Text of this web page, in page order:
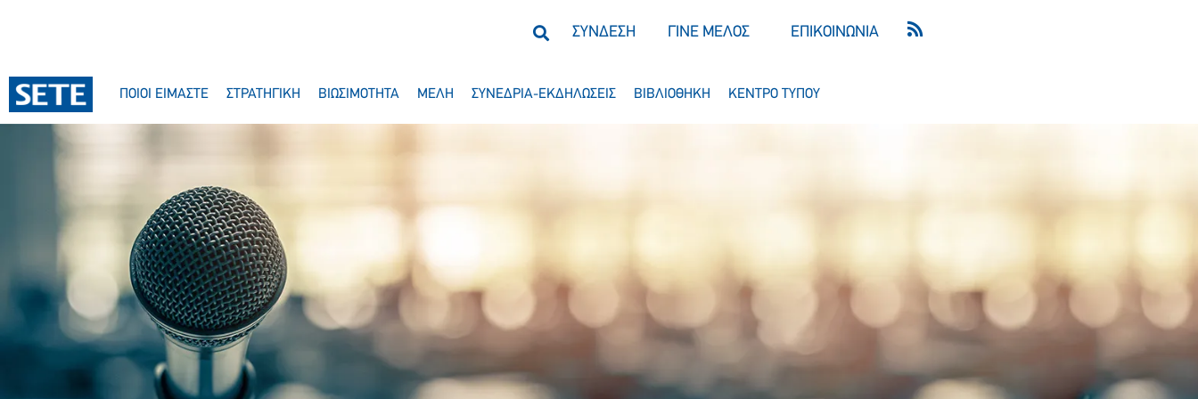
ΣΥΝΔΕΣΗ ΓΙΝΕ ΜΕΛΟΣ ΕΠΙΚΟΙΝΩΝΙΑ
ΠΟΙΟΙ ΕΙΜΑΣΤΕ ΣΤΡΑΤΗΓΙΚΗ ΒΙΩΣΙΜΟΤΗΤΑ ΜΕΛΗ ΣΥΝΕΔΡΙΑ-ΕΚΔΗΛΩΣΕΙΣ ΒΙΒΛΙΟΘΗΚΗ ΚΕΝΤΡΟ ΤΥΠΟΥ
Χρονιά: 2012